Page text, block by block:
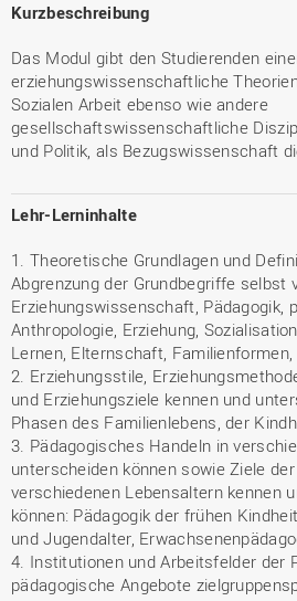
Kurzbeschreibung
Das Modul gibt den Studierenden
erziehungswissenschaftliche
Sozialen Arbeit ebenso wie andere
gesellschaftswissenschaftliche
und Politik, als Bezugswissenschaft
Lehr-Lerninhalte
1. Theoretische Grundlagen und
Abgrenzung der Grundbegriffe selbst
Erziehungswissenschaft, Pädagogik,
Anthropologie, Erziehung,
Lernen, Elternschaft, Familienformen,
2. Erziehungsstile,
und Erziehungsziele kennen und
Phasen des Familienlebens, der
3. Pädagogisches Handeln in
unterscheiden können sowie Ziele
verschiedenen Lebensaltern kennen
können: Pädagogik der frühen
und Jugendalter,
4. Institutionen und Arbeitsfelder der
pädagogische Angebote